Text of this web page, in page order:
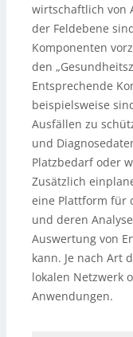
wirtschaftlich von
der Feldebene
Komponenten
den
Entsprechende
beispielsweise
Ausfällen zu
und
Platzbedarf oder
Zusätzlich
eine Plattform für
und deren
Auswertung von
kann. Je nach Art
lokalen Netzwerk
Anwendungen.